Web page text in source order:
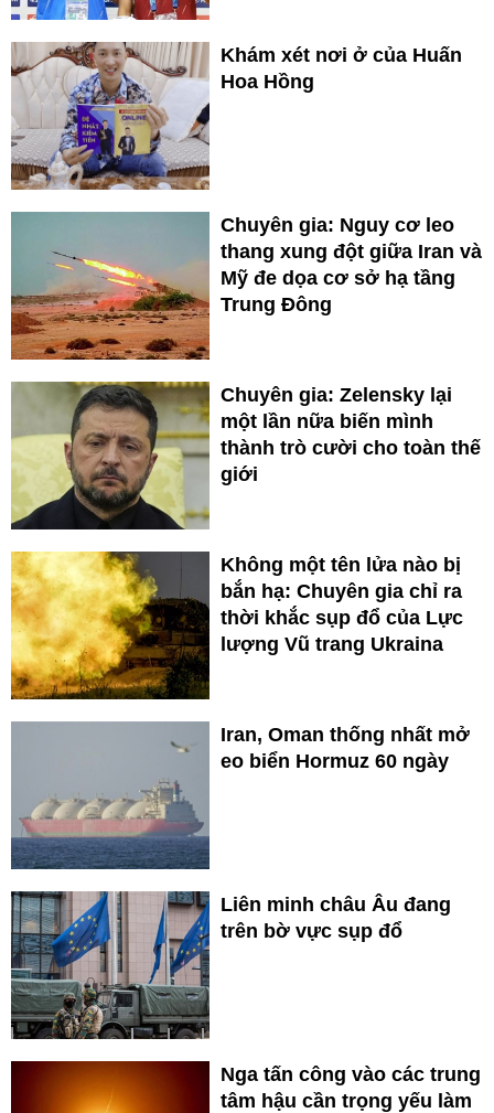
Khám xét nơi ở của Huấn
Hoa Hồng
Chuyên gia: Nguy cơ leo
thang xung đột giữa Iran và
Mỹ đe dọa cơ sở hạ tầng
Trung Đông
Chuyên gia: Zelensky lại
một lần nữa biến mình
thành trò cười cho toàn thế
giới
Không một tên lửa nào bị
bắn hạ: Chuyên gia chỉ ra
thời khắc sụp đổ của Lực
lượng Vũ trang Ukraina
Iran, Oman thống nhất mở
eo biển Hormuz 60 ngày
Liên minh châu Âu đang
trên bờ vực sụp đổ
Nga tấn công vào các trung
tâm hậu cần trọng yếu làm